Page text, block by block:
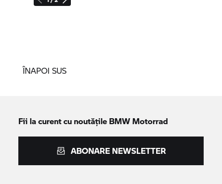
ÎNAPOI SUS
Fii la curent cu noutățile BMW Motorrad
ABONARE NEWSLETTER